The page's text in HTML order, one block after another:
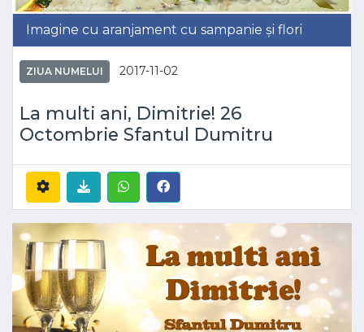
Imagine cu aranjament cu sampanie și flori
ZIUA NUMELUI 2017-11-02
La multi ani, Dimitrie! 26
Octombrie Sfantul Dumitru